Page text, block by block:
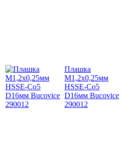
Плашка
М1,2х0,25мм
HSSE-Co5
D16мм Bucovice
290012